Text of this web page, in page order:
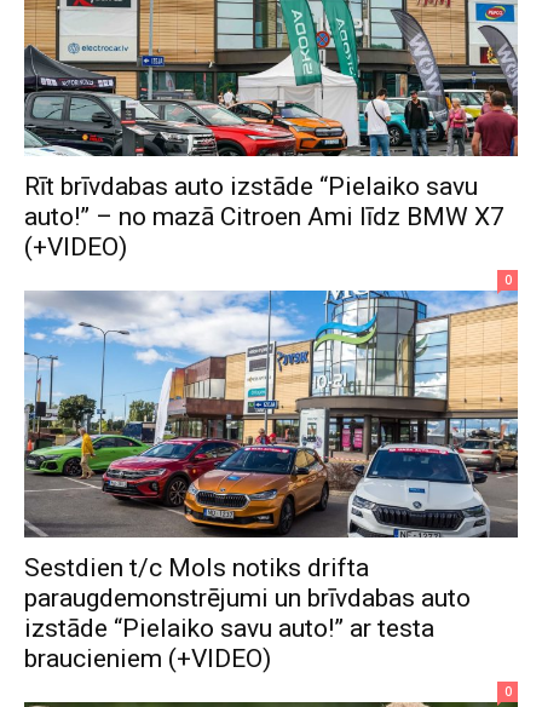
Rīt brīvdabas auto izstāde “Pielaiko savu
auto!” – no mazā Citroen Ami līdz BMW X7
(+VIDEO)
0
Sestdien t/c Mols notiks drifta
paraugdemonstrējumi un brīvdabas auto
izstāde “Pielaiko savu auto!” ar testa
braucieniem (+VIDEO)
0